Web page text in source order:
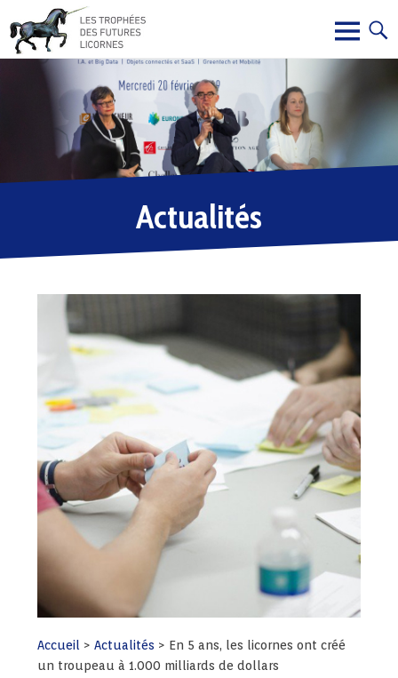
Actualités
Accueil >Actualités > En 5 ans, les licornes ont créé
un troupeau à 1.000 milliards de dollars